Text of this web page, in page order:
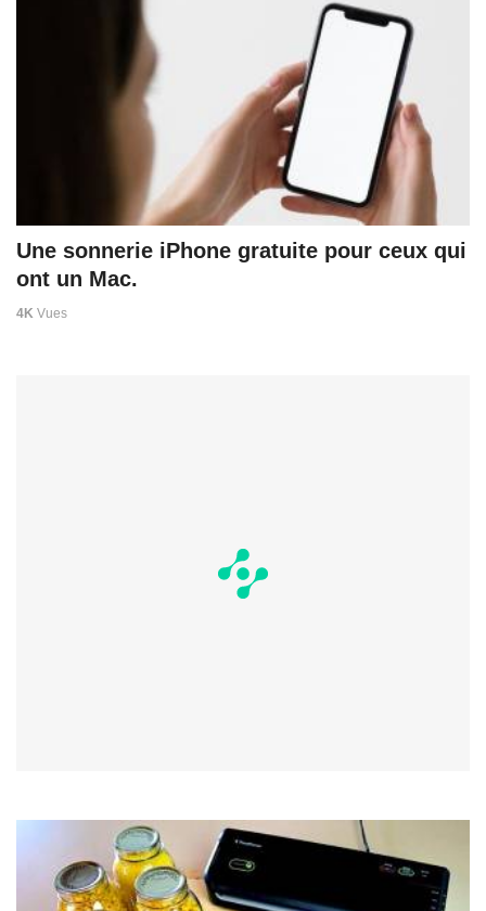
Une sonnerie iPhone gratuite pour ceux qui
ont un Mac.
4K Vues